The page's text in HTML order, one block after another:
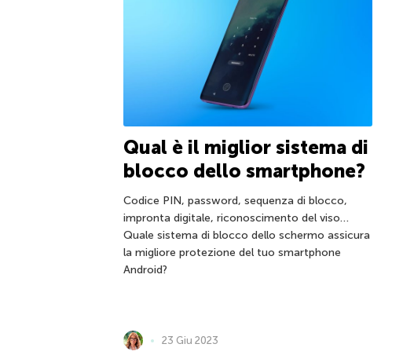
Qual è il miglior sistema di
blocco dello smartphone?
Codice PIN, password, sequenza di blocco,
impronta digitale, riconoscimento del viso…
Quale sistema di blocco dello schermo assicura
la migliore protezione del tuo smartphone
Android?
23 Giu 2023